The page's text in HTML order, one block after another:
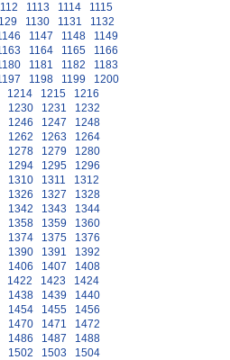
1113 1114
1115
1130 1131
1132
1147 1148
1149
1164 1165
1166
1181 1182
1183
1198 1199
1200
1214 1215
1216
1230 1231
1232
1246 1247
1248
1262 1263
1264
1278 1279
1280
1294 1295
1296
1310 1311
1312
1326 1327
1328
1342 1343
1344
1358 1359
1360
1374 1375
1376
1390 1391
1392
1406 1407
1408
1422 1423
1424
1438 1439
1440
1454 1455
1456
1470 1471
1472
1486 1487
1488
1502 1503 1504